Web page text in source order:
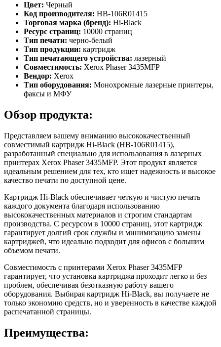
Цвет: Черный
Код производителя: HB-106R01415
Торговая марка (бренд): Hi-Black
Ресурс страниц: 10000 страниц
Тип печати: черно-белый
Тип продукции: картридж
Тип печатающего устройства: лазерный
Совместимость: Xerox Phaser 3435MFP
Вендор: Xerox
Тип оборудования: Монохромные лазерные принтеры,
факсы и МФУ
Обзор продукта:
Представляем вашему вниманию высококачественный
совместимый картридж Hi-Black (HB-106R01415),
разработанный специально для использования в лазерных
принтерах Xerox Phaser 3435MFP. Этот продукт является
идеальным решением для тех, кто ищет надежность и высокое
качество печати по доступной цене.
Картридж Hi-Black обеспечивает четкую и чистую печать
каждого документа благодаря использованию
высококачественных материалов и строгим стандартам
производства. С ресурсом в 10000 страниц, этот картридж
гарантирует долгий срок службы и минимизацию замены
картриджей, что идеально подходит для офисов с большим
объемом печати.
Совместимость с принтерами Xerox Phaser 3435MFP
гарантирует, что установка картриджа проходит легко и без
проблем, обеспечивая безотказную работу вашего
оборудования. Выбирая картридж Hi-Black, вы получаете не
только экономию средств, но и уверенность в качестве каждой
распечатанной страницы.
Преимущества: